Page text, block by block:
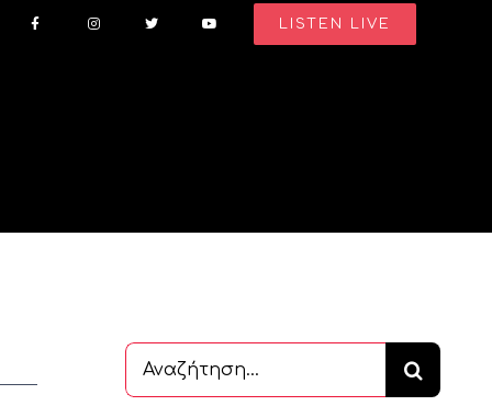
LISTEN LIVE
Αναζήτηση
...